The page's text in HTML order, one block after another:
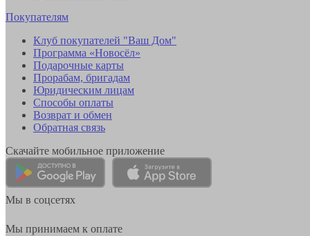
Покупателям
Клуб покупателей "Ваш Дом"
Программа «Новосёл»
Подарочные карты
Прорабам, бригадам
Юридическим лицам
Способы оплаты
Возврат и обмен
Обратная связь
Скачайте мобильное приложение
Мы в соцсетях
Мы принимаем к оплате